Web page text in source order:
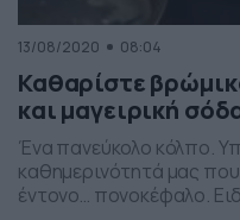
13/08/2020 08:04
Καθαρίστε
και μαγειρική
Ένα πανεύκολο κόλπο.
καθημερινότητά μας
έντονο… πονοκέφαλο.